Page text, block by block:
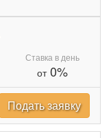
Ставка в день
от0%
Подать заявку